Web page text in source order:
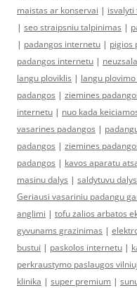
maistas ar konservai | isvalyti
| seo straipsniu talpinimas |
| padangos internetu | pigios
padangos internetu |
langu ploviklis | langu
padangos | ziemines
internetu | nuo kada
vasarines padangos |
padangos | ziemines
padangos | kavos aparatu
masinu dalys | saldytuvu dalys
Geriausi vasariniu padangu
anglimi | tofu zalios arbatos
gyvunams grazinimas |
bustui | paskolos internetu |
perkraustymo paslaugos
klinika | super premium |